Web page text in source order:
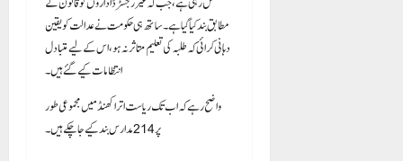
مطابق بند کیا گیا ہے۔ ساتھ ہی حکومت نے عدالت کو یقین
دہانی کرائی کہ طلبہ کی تعلیم متاثر نہ ہو، اس کے لیے متبادل
انتظامات کیے گئے ہیں۔
واضح رہے کہ اب تک ریاست اتراکھنڈ میں مجموعی طور
پر 214 مدارس بند کیے جا چکے ہیں۔